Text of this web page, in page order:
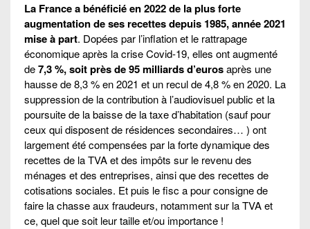
La France a bénéficié en 2022 de la plus forte
augmentation de ses recettes depuis 1985, année 2021
mise à part. Dopées par l’inflation et le rattrapage
économique après la crise Covid-19, elles ont augmenté
de7,3 %, soit près de 95 milliards d’eurosaprès une
hausse de 8,3 % en 2021 et un recul de 4,8 % en 2020. La
suppression de la contribution à l’audiovisuel public et la
poursuite de la baisse de la taxe d’habitation (sauf pour
ceux qui disposent de résidences secondaires… ) ont
largement été compensées par la forte dynamique des
recettes de la TVA et des impôts sur le revenu des
ménages et des entreprises, ainsi que des recettes de
cotisations sociales. Et puis le fisc a pour consigne de
faire la chasse aux fraudeurs, notamment sur la TVA et
ce, quel que soit leur taille et/ou importance !